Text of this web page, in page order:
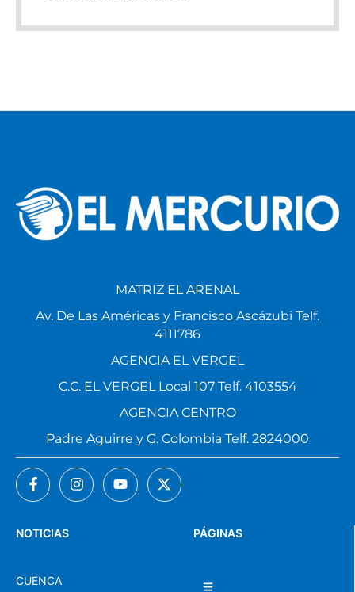
PÁGINAS
NOTICIAS
CUENCA
MATRIZ EL ARENAL
Av. De Las Américas y Francisco Ascázubi Telf.
4111786
AGENCIA EL VERGEL
C.C. EL VERGEL Local 107 Telf. 4103554
AGENCIA CENTRO
Padre Aguirre y G. Colombia Telf. 2824000